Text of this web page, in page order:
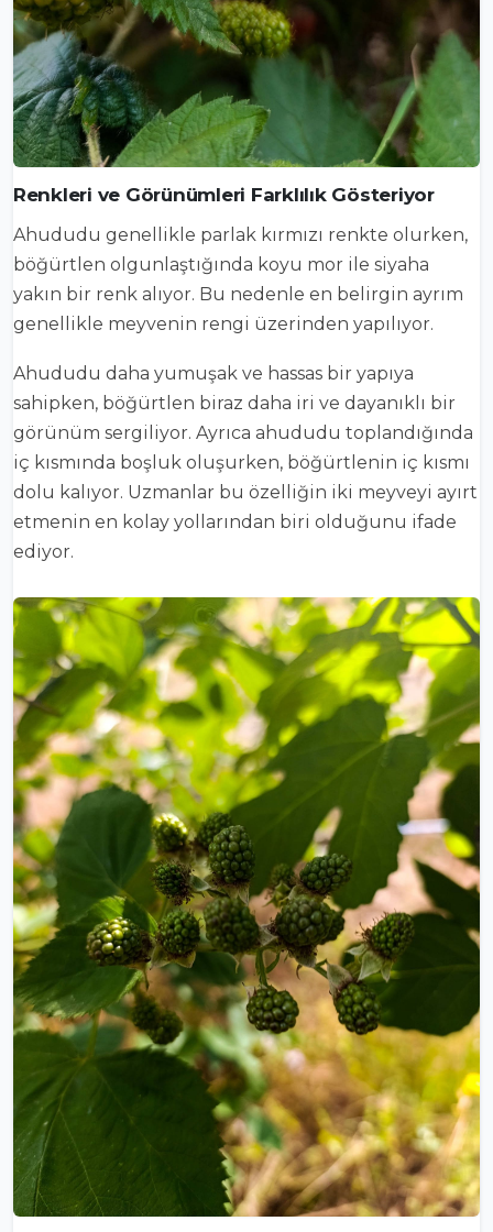
Renkleri ve Görünümleri Farklılık Gösteriyor
Ahududu genellikle parlak kırmızı renkte olurken,
böğürtlen olgunlaştığında koyu mor ile siyaha
yakın bir renk alıyor. Bu nedenle en belirgin ayrım
genellikle meyvenin rengi üzerinden yapılıyor.
Ahududu daha yumuşak ve hassas bir yapıya
sahipken, böğürtlen biraz daha iri ve dayanıklı bir
görünüm sergiliyor. Ayrıca ahududu toplandığında
iç kısmında boşluk oluşurken, böğürtlenin iç kısmı
dolu kalıyor. Uzmanlar bu özelliğin iki meyveyi ayırt
etmenin en kolay yollarından biri olduğunu ifade
ediyor.